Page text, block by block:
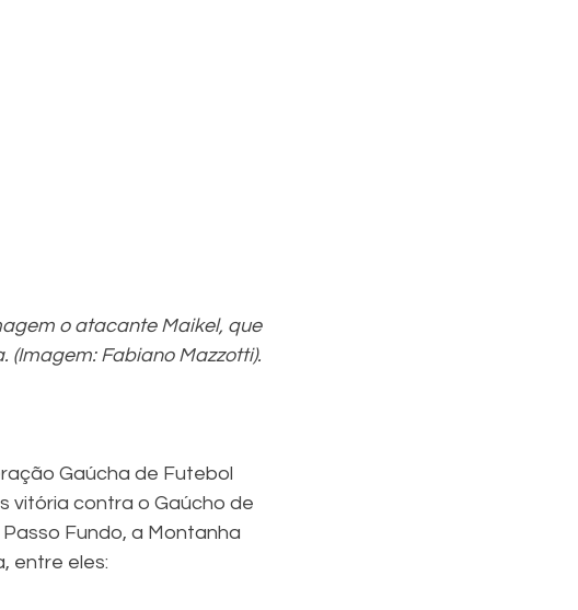
o atacante Maikel, que
(Imagem: Fabiano Mazzotti).
Gaúcha de Futebol
vitória contra o Gaúcho de
Fundo, a Montanha
entre eles: